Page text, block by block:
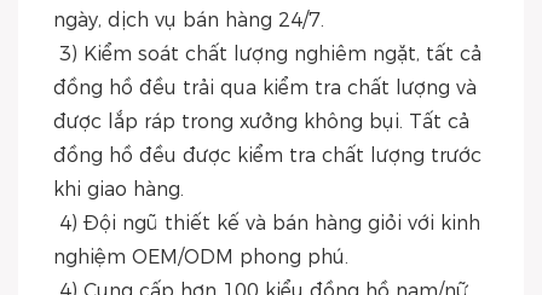
ngày, dịch vụ bán hàng 24/7.
đồng hồ đều trải qua kiểm tra chất lượng và
được lắp ráp trong xưởng không bụi. Tất cả
đồng hồ đều được kiểm tra chất lượng trước
khi giao hàng.
nghiệm OEM/ODM phong phú.